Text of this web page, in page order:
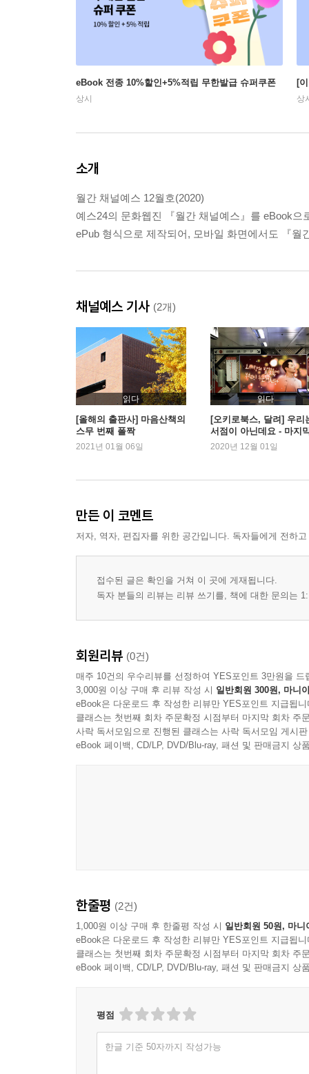
eBook 전종 10%할인+5%적립 무한발급 슈퍼쿠폰
상시
[
상
소개
월간 채널예스 12월호(2020)
예스24의 문화웹진 『월간 채널예스』를 eBook으
ePub 형식으로 제작되어, 모바일 화면에서도 『
채널예스 기사 (2개)
읽다
[올해의 출판사] 마음산책의
스무 번째 폴짝
2021년 01월 06일
읽다
[오키로북스, 달려] 우리
서점이 아닌데요 - 마지
회
2020년 12월 01일
만든 이 코멘트
저자, 역자, 편집자를 위한 공간입니다. 독자들에게 전하
접수된 글은 확인을 거쳐 이 곳에 게재됩니다.
독자 분들의 리뷰는 리뷰 쓰기를, 책에 대한 문의는
회원리뷰 (0건)
매주 10건의 우수리뷰를 선정하여 YES포인트 3만원을 드
3,000원 이상 구매 후 리뷰 작성 시 일반회원 300원, 마니
eBook은 다운로드 후 작성한 리뷰만 YES포인트 지급됩니
클래스는 첫번째 회차 주문확정 시점부터 마지막 회차 주
사락 독서모임으로 진행된 클래스는 사락 독서모임 게시
eBook 페이백, CD/LP, DVD/Blu-ray, 패션 및 판매금지 상
한줄평 (2건)
1,000원 이상 구매 후 한줄평 작성 시 일반회원 50원, 마니
eBook은 다운로드 후 작성한 리뷰만 YES포인트 지급됩니
클래스는 첫번째 회차 주문확정 시점부터 마지막 회차 주
eBook 페이백, CD/LP, DVD/Blu-ray, 패션 및 판매금지 상
평점
한글 기준 50자까지 작성가능